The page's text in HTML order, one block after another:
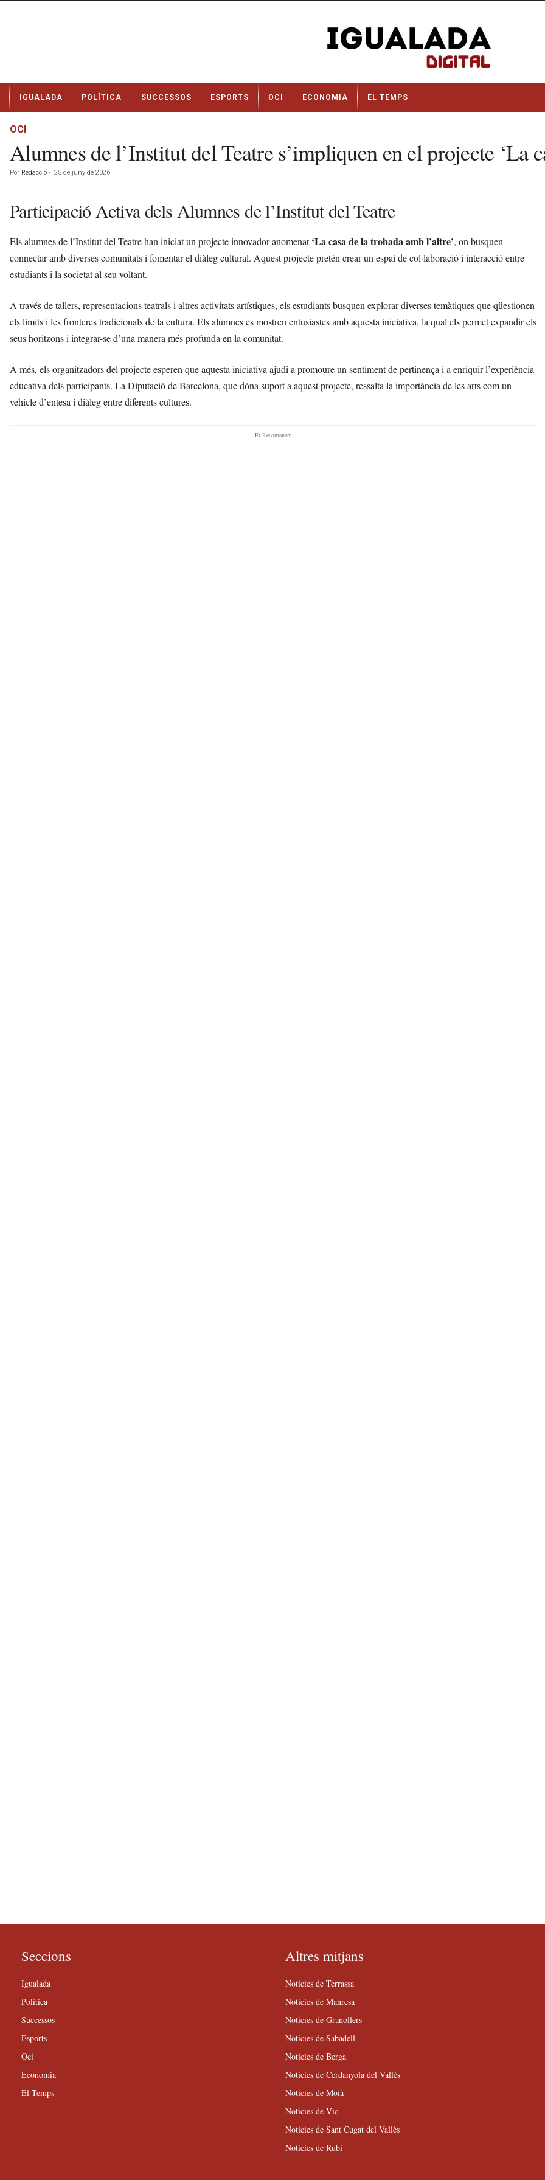
t
IGUALADA POLÍTICA SUCCESSOS ESPORTS OCI ECONOMIA EL TEMPS
OCI
Alumnes de l’Institut del Teatre s’impliquen en el projecte ‘La
Por Redacció - 25 de juny de 2026
Participació Activa dels Alumnes de l’Institut del Teatre
Els alumnes de l’Institut del Teatre han iniciat un projecte innovador anomenat‘La casa de la trobada amb l’altre’, on busquen
connectar amb diverses comunitats i fomentar el diàleg cultural. Aquest projecte pretén crear un espai de col·laboració i interacció entre
estudiants i la societat al seu voltant.
A través de tallers, representacions teatrals i altres activitats artístiques, els estudiants busquen explorar diverses temàtiques que qüestionen
els límits i les fronteres tradicionals de la cultura. Els alumnes es mostren entusiastes amb aquesta iniciativa, la qual els permet expandir els
seus horitzons i integrar-se d’una manera més profunda en la comunitat.
A més, els organitzadors del projecte esperen que aquesta iniciativa ajudi a promoure un sentiment de pertinença i a enriquir l’experiència
educativa dels participants. La Diputació de Barcelona, que dóna suport a aquest projecte, ressalta la importància de les arts com un
vehicle d’entesa i diàleg entre diferents cultures.
- Et Recomanem -
Seccions
Igualada
Política
Successos
Esports
Oci
Economia
El Temps
Altres mitjans
Notícies de Terrassa
Notícies de Manresa
Notícies de Granollers
Notícies de Sabadell
Notícies de Berga
Notícies de Cerdanyola del Vallès
Notícies de Moià
Notícies de Vic
Notícies de Sant Cugat del Vallès
Notícies de Rubí